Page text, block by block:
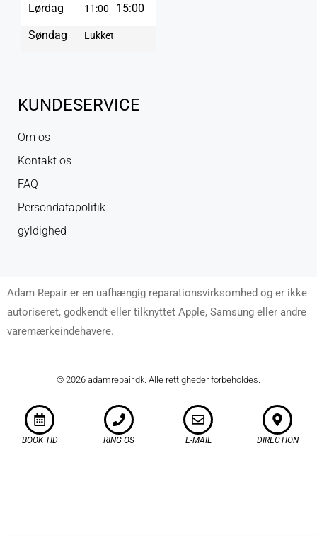
Lørdag
11:00 - 15:00
Søndag
Lukket
KUNDESERVICE
Om os
Kontakt os
FAQ
Persondatapolitik
gyldighed
Adam Repair er en uafhængig reparationsvirksomhed og er ikke
autoriseret, godkendt eller tilknyttet Apple, Samsung eller andre
varemærkeindehavere.
© 2026 adamrepair.dk. Alle rettigheder forbeholdes.
BOOK TID RING OS E-MAIL DIRECTION